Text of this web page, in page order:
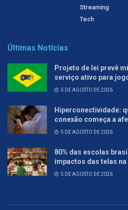
Streaming
Tech
Últimas Notícias
Projeto de lei prevê
serviço ativo para
5 DE AGOSTO DE 2026
Hiperconectividade:
conexão começa a
5 DE AGOSTO DE 2026
80% das escolas
impactos das telas na
5 DE AGOSTO DE 2026